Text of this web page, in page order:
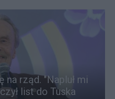
na rząd. "Napluł mi
list do Tuska